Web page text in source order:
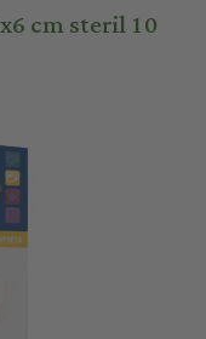
cm steril 10